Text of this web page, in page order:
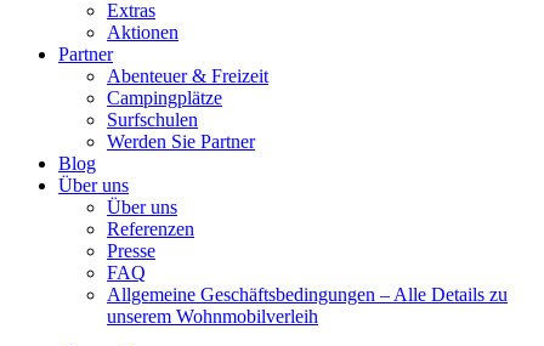
Extras
Aktionen
Partner
Abenteuer & Freizeit
Campingplätze
Surfschulen
Werden Sie Partner
Blog
Über uns
Über uns
Referenzen
Presse
FAQ
Allgemeine Geschäftsbedingungen – Alle Details zu
unserem Wohnmobilverleih